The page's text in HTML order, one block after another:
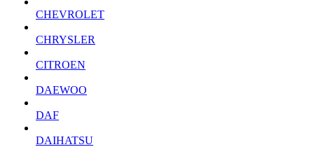
CHEVROLET
CHRYSLER
CITROEN
DAEWOO
DAF
DAIHATSU